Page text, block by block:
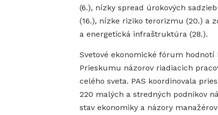
(6.), nízky spread úrokových
(16.), nízke riziko terorizmu (20.) a
a energetická infraštruktúra (28.).
Svetové ekonomické fórum
Prieskumu názorov riadiacich
celého sveta. PAS koordinovala
220 malých a stredných podnikov
stav ekonomiky a názory